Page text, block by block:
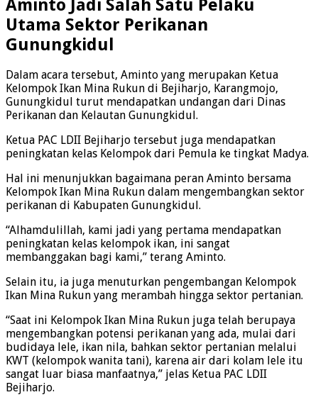
Aminto Jadi Salah Satu Pelaku
Utama Sektor Perikanan
Gunungkidul
Dalam acara tersebut, Aminto yang merupakan Ketua
Kelompok Ikan Mina Rukun di Bejiharjo, Karangmojo,
Gunungkidul turut mendapatkan undangan dari Dinas
Perikanan dan Kelautan Gunungkidul.
Ketua PAC LDII Bejiharjo tersebut juga mendapatkan
peningkatan kelas Kelompok dari Pemula ke tingkat Madya.
Hal ini menunjukkan bagaimana peran Aminto bersama
Kelompok Ikan Mina Rukun dalam mengembangkan sektor
perikanan di Kabupaten Gunungkidul.
“Alhamdulillah, kami jadi yang pertama mendapatkan
peningkatan kelas kelompok ikan, ini sangat
membanggakan bagi kami,” terang Aminto.
Selain itu, ia juga menuturkan pengembangan Kelompok
Ikan Mina Rukun yang merambah hingga sektor pertanian.
“Saat ini Kelompok Ikan Mina Rukun juga telah berupaya
mengembangkan potensi perikanan yang ada, mulai dari
budidaya lele, ikan nila, bahkan sektor pertanian melalui
KWT (kelompok wanita tani), karena air dari kolam lele itu
sangat luar biasa manfaatnya,” jelas Ketua PAC LDII
Bejiharjo.